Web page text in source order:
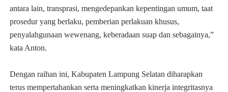
antara lain, transprasi, mengedepankan kepentingan umum, taat
prosedur yang berlaku, pemberian perlakuan khusus,
penyalahgunaan wewenang, keberadaan suap dan sebagainya,”
kata Anton.
Dengan raihan ini, Kabupaten Lampung Selatan diharapkan
terus mempertahankan serta meningkatkan kinerja integritasnya